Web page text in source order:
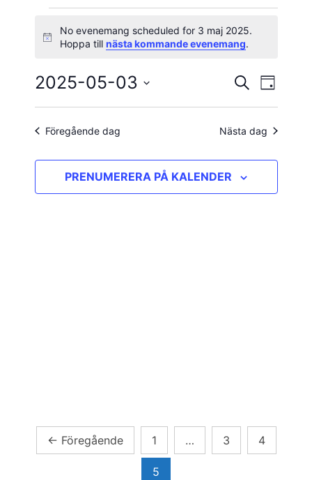
Evenemang
3
maj
2025
Notis
No evenemang scheduled for 3 maj 2025.
Hoppa till nästa kommande evenemang.
Search
and
Views
SÖK DAG
2025-05-03
Välj
Föregående dag Nästa dag
PRENUMERERA PÅ KALENDER
Sidnumrering
← Föregående 1 … 3 4
5